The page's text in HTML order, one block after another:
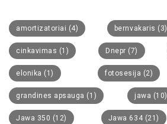
amortizatoriai (4) bernvakaris (3)
cinkavimas (1) Dnepr (7)
elonika (1) fotosesija (2)
grandines apsauga (1) jawa (10)
Jawa 350 (12) Jawa 634 (21)